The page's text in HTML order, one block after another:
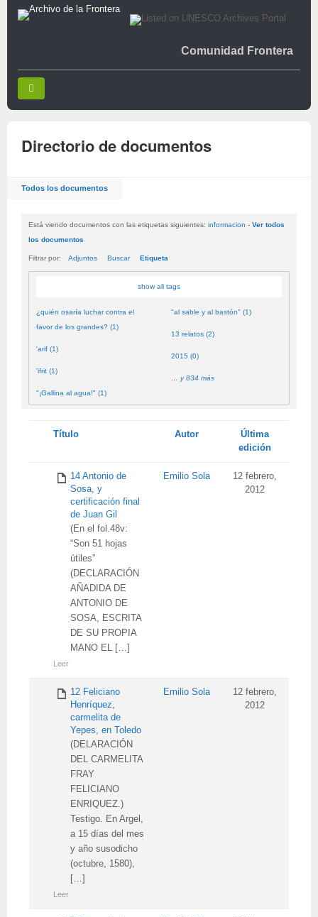
Comunidad Frontera
Directorio de documentos
Todos los documentos
Está viendo documentos con las etiquetas siguientes: informacion - Ver todos
los documentos
Filtrar por: Adjuntos Buscar Etiqueta
show all tags
¿quién osaría luchar contra el
favor de los grandes? (1)
'arif (1)
'ifrit (1)
"¡Gallina al agua!" (1)
"al sable y al bastón" (1)
13 relatos (2)
2015 (0)
…y 834 más
Tienes
Título Autor
Última
edición
14 Antonio de
Sosa, y
certificación final
de Juan Gil
(En el fol.48v:
“Son 51 hojas
útiles”
(DECLARACIÓN
AÑADIDA DE
ANTONIO DE
SOSA, ESCRITA
DE SU PROPIA
MANO EL […]
Leer
Emilio Sola
12 febrero,
2012
12 Feliciano
Henríquez,
carmelita de
Yepes, en Toledo
(DELARACIÓN
DEL CARMELITA
FRAY
FELICIANO
ENRIQUEZ.)
Testigo. En Argel,
a 15 días del mes
y año susodicho
(octubre, 1580),
[…]
Leer
Emilio Sola
12 febrero,
2012